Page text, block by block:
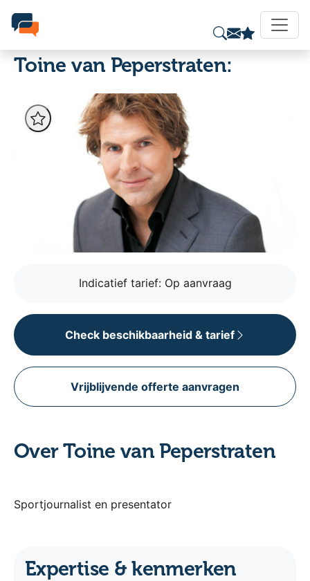
Toine van Peperstraten:
Indicatief tarief: Op aanvraag
Check beschikbaarheid & tarief
Vrijblijvende offerte aanvragen
Over Toine van Peperstraten
Sportjournalist en presentator
Expertise & kenmerken